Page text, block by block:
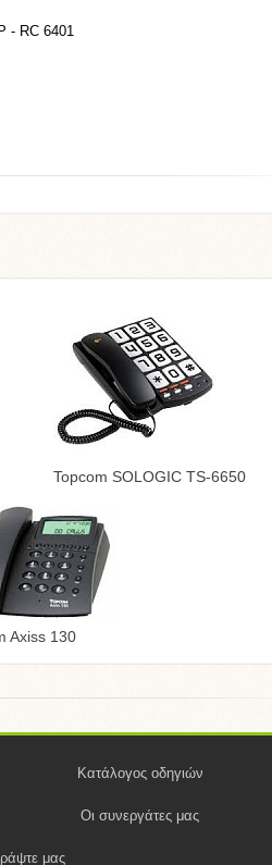
- RC 6401
Topcom SOLOGIC TS-6650
Axiss 130
Κατάλογος οδηγιών
Οι συνεργάτες μας
μας